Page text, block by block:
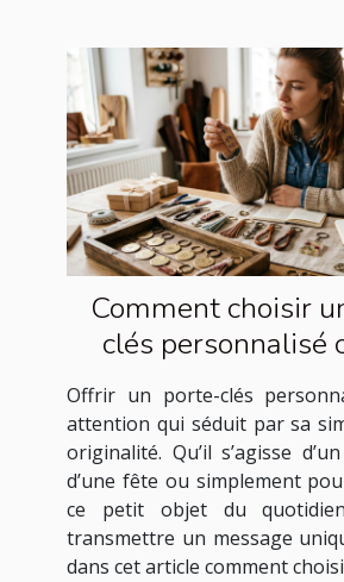
Comment choisir
clés personnalisé
cadeau
Offrir un porte-clés
attention qui séduit par sa
originalité. Qu’il s’agisse
d’une fête ou simplement
ce petit objet du
transmettre un message
dans cet article comment